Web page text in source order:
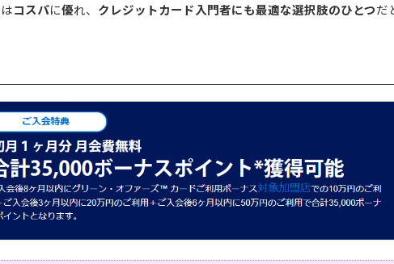
はコスパに優れ、 クレジットカード入門者にも最適な選択肢のひとつだ